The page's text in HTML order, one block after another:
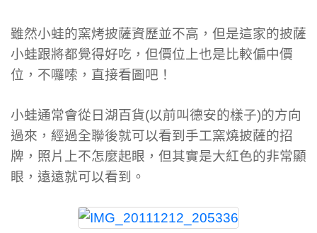
雖然小蛙的窯烤披薩資歷並不高，但是這家的披薩
小蛙跟將都覺得好吃，但價位上也是比較偏中價
位，不囉嗦，直接看圖吧！
小蛙通常會從日湖百貨(以前叫德安的樣子)的方向
過來，經過全聯後就可以看到手工窯燒披薩的招
牌，照片上不怎麼起眼，但其實是大紅色的非常顯
眼，遠遠就可以看到。